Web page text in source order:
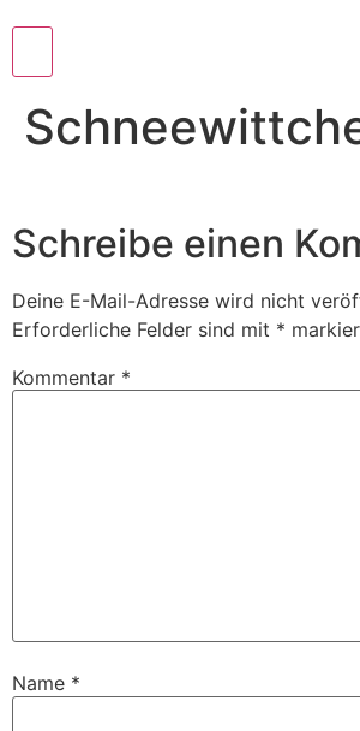
Schreibe einen
Deine E-Mail-Adresse wird nicht
Erforderliche Felder sind mit *
Kommentar *
Name *